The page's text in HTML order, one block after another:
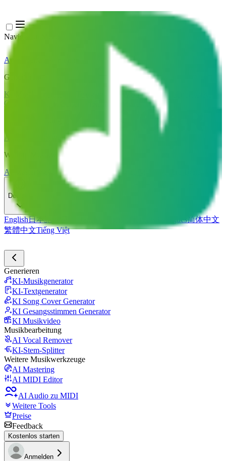
Navigation Menu
Anmelden
Generieren
KI-Musikgenerator
KI Song Cover Generator
Gesangsstimmen Generator
AI Vocal RemoverKI-Stem-Splitter
Weitere Musikwerkzeuge
AI Mastering
AI MIDI Editor AI Audio zu MIDI
Deutsch
English日本語 Português简体中文
繁體中文Tiếng Việt
Generieren
KI-Musikgenerator
KI-Textgenerator
KI Song Cover Generator
KI Gesangsstimmen Generator
KI Musikvideo
Musikbearbeitung
AI Vocal Remover
KI-Stem-Splitter
Weitere Musikwerkzeuge
AI Mastering
AI MIDI Editor
AI Audio zu MIDI
Weitere Tools
Preise
Feedback
Kostenlos starten
Anmelden